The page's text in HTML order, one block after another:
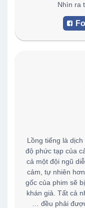
Nhìn ra
Lồng tiếng là
độ phức tạp của
cả một đội ngũ
cảm, tự nhiên
gốc của phim sẽ
khán giả. Tất cả
… đều phải